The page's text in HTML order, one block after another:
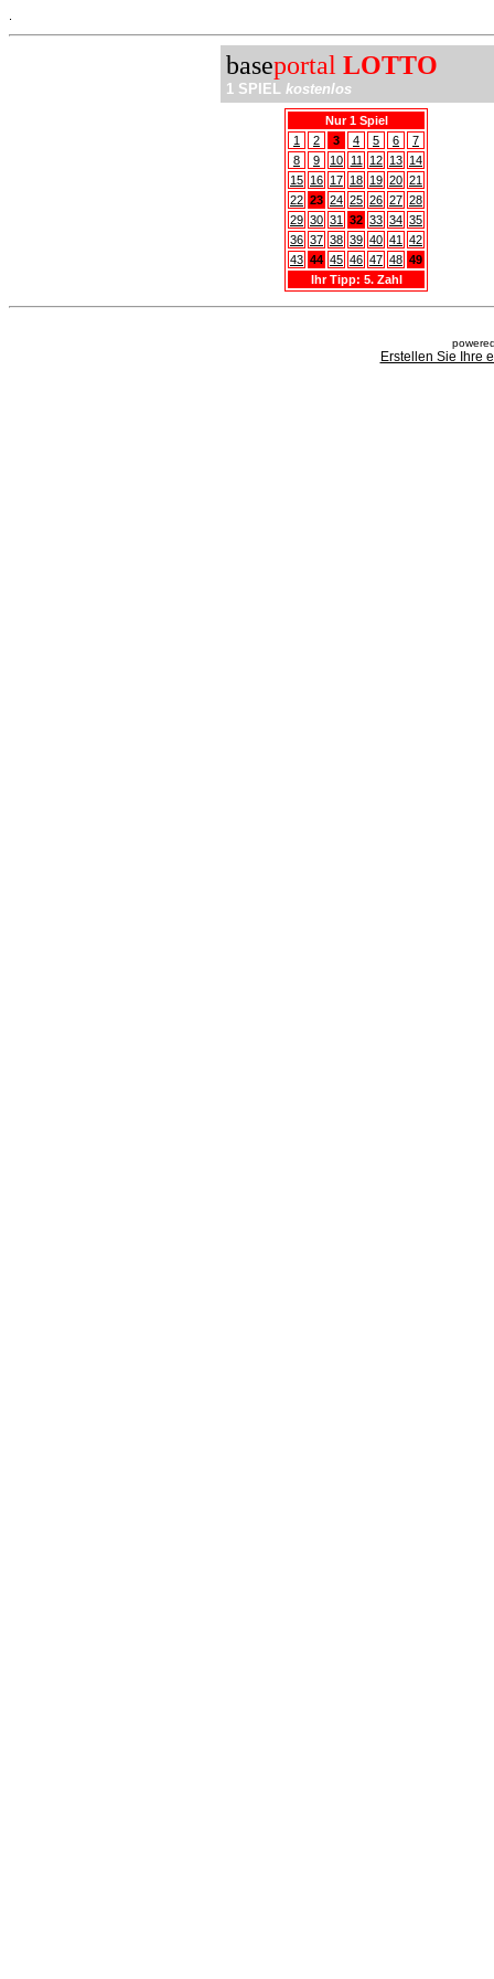
baseportal LOTTO
1 SPIEL kostenlos
Nur 1 Spiel
1
2 3 4 5 6
7
8
9 10 11 12 13 14
15 16 17 18 19 20 21
22 23 24 25 26 27 28
29 30 31 32 33 34 35
36 37 38 39 40 41
42
43 44 45 46 47 48 49
Ihr Tipp: 5. Zahl
Erstellen Sie Ihre